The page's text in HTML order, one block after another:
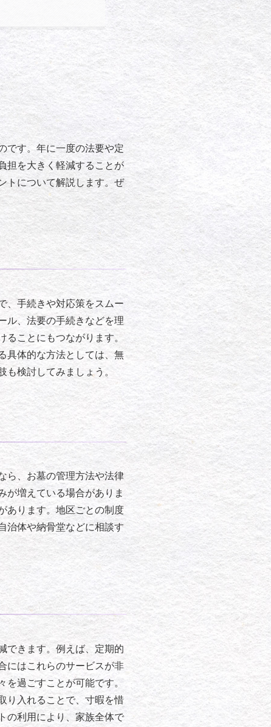
です。年に一度の法要や定
担を大きく軽減することが
トについて解説します。ぜ
、手続きや対応策をスムー
ル、法要の手続きなどを理
ることにもつながります。
具体的な方法としては、無
検討してみましょう。
ら、お墓の管理方法や法律
が増えている場合がありま
あります。地区ごとの制度
治体や納骨堂などに相談す
できます。例えば、定期的
にはこれらのサービスが非
を過ごすことが可能です。
り入れることで、寸暇を惜
の利用により、家族全体で